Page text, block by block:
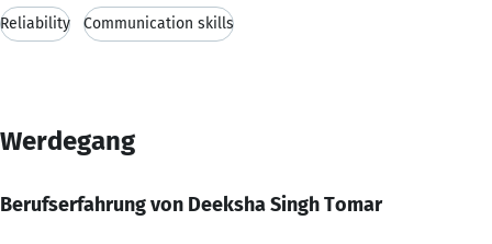
Reliability Communication skills
Werdegang
Berufserfahrung von Deeksha Singh Tomar